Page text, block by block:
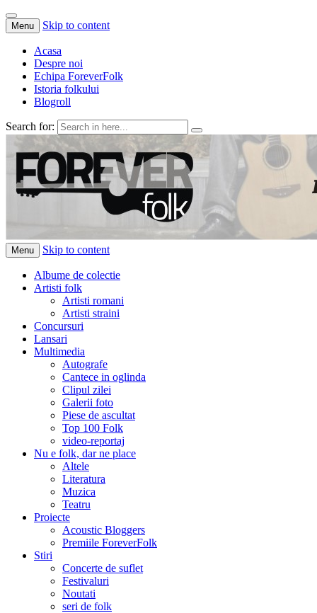
Menu Skip to content
Acasa
Despre noi
Echipa ForeverFolk
Istoria folkului
Blogroll
Search for:
ForeverFolk
Muzica sufletului tau
Menu Skip to content
Albume de colectie
Artisti folk
Artisti romani
Artisti straini
Concursuri
Lansari
Multimedia
Autografe
Cantece in oglinda
Clipul zilei
Galerii foto
Piese de ascultat
Top 100 Folk
video-reportaj
Nu e folk, dar ne place
Altele
Literatura
Muzica
Teatru
Proiecte
Acoustic Bloggers
Premiile ForeverFolk
Stiri
Concerte de suflet
Festivaluri
Noutati
seri de folk